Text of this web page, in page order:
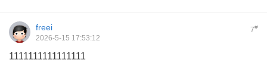
7#
freei
2026-5-15 17:53:12
1111111111111111